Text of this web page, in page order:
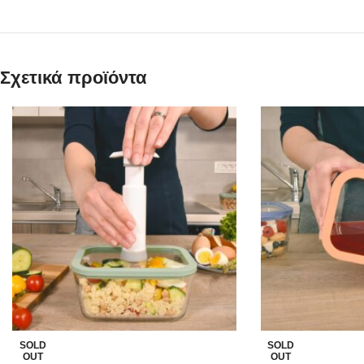
Σχετικά προϊόντα
SOLD
OUT
SOLD
OUT